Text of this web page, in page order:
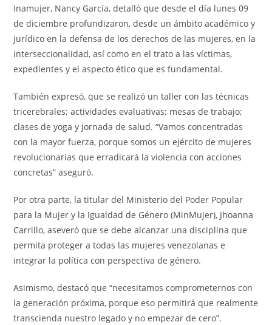
Inamujer, Nancy García, detalló que desde el día lunes 09
de diciembre profundizaron, desde un ámbito académico y
jurídico en la defensa de los derechos de las mujeres, en la
interseccionalidad, así como en el trato a las víctimas,
expedientes y el aspecto ético que es fundamental.
También expresó, que se realizó un taller con las técnicas
tricerebrales; actividades evaluativas; mesas de trabajo;
clases de yoga y jornada de salud. “Vamos concentradas
con la mayor fuerza, porque somos un ejército de mujeres
revolucionarias que erradicará la violencia con acciones
concretas” aseguró.
Por otra parte, la titular del Ministerio del Poder Popular
para la Mujer y la Igualdad de Género (MinMujer), Jhoanna
Carrillo, aseveró que se debe alcanzar una disciplina que
permita proteger a todas las mujeres venezolanas e
integrar la política con perspectiva de género.
Asimismo, destacó que “necesitamos comprometernos con
la generación próxima, porque eso permitirá que realmente
transcienda nuestro legado y no empezar de cero”.